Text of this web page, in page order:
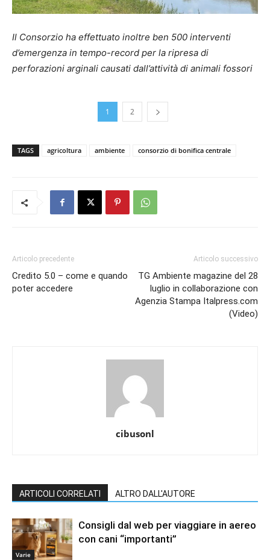
Il Consorzio ha effettuato inoltre ben 500 interventi
d’emergenza in tempo-record per la ripresa di
perforazioni arginali causati dall’attività di animali fossori
1 2
TAGS agricoltura ambiente consorzio di bonifica centrale
Articolo precedente
Credito 5.0 – come e quando
poter accedere
Articolo successivo
TG Ambiente magazine del 28
luglio in collaborazione con
Agenzia Stampa Italpress.com
(Video)
cibusonl
ARTICOLI CORRELATI ALTRO DALL'AUTORE
Varie
Consigli dal web per viaggiare in aereo
con cani “importanti”